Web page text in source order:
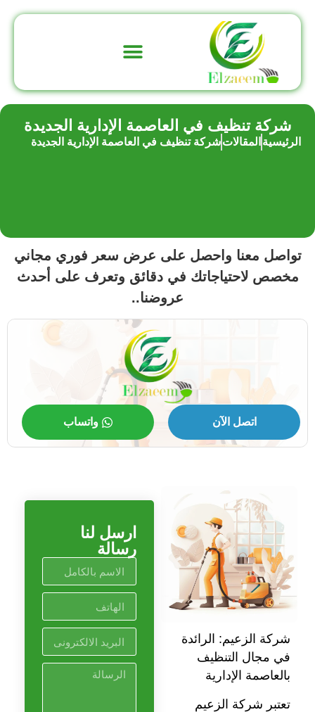
شركة تنظيف في العاصمة الإدارية الجديدة
الرئيسية المقالاتشركة تنظيف في العاصمة الإدارية الجديدة
تواصل معنا واحصل على عرض سعر فوري مجاني
مخصص لاحتياجاتك في دقائق وتعرف على أحدث
عروضنا..
اتصل الآن واتساب
شركة الزعيم: الرائدة
في مجال التنظيف
بالعاصمة الإدارية
تعتبر شركة الزعيم
ارسل لنا
رسالة